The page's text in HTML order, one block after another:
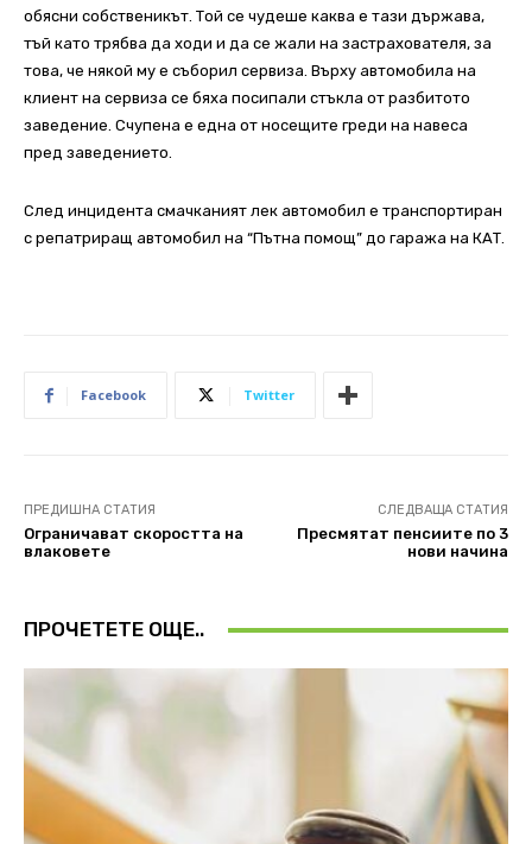
обясни собственикът. Той се чудеше каква е тази държава,
тъй като трябва да ходи и да се жали на застрахователя, за
това, че някой му е съборил сeрвиза. Върху автомобила на
клиент на сервиза се бяха посипали стъкла от разбитото
заведение. Счупена е една от носещите греди на навеса
пред заведението.
След инцидента смачканият лек автомобил е транспортиран
с репатриращ автомобил на “Пътна помощ” до гаража на КАТ.
Facebook Twitter
ПРЕДИШНА СТАТИЯ
Ограничават скоростта на
влаковете
СЛЕДВАЩА СТАТИЯ
Пресмятат пенсиите по 3
нови начина
ПРОЧЕТЕТЕ ОЩЕ..